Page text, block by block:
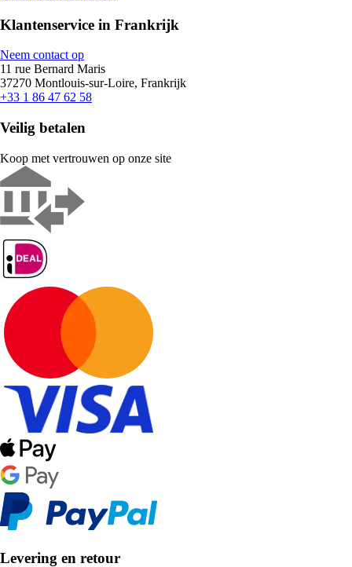
Klantenservice in Frankrijk
Neem contact op
11 rue Bernard Maris
37270 Montlouis-sur-Loire, Frankrijk
+33 1 86 47 62 58
Veilig betalen
Koop met vertrouwen op onze site
Levering en retour